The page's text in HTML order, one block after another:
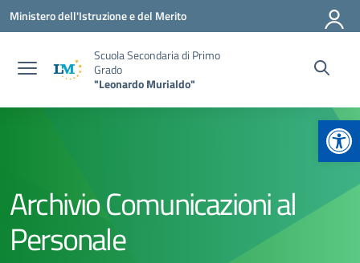
Vai ai contenuti
Vai al menu di navigazione
Vai al footer
Ministero dell'Istruzione e del Merito
Scuola Secondaria di Primo
Grado
"Leonardo Murialdo"
Archivio Comunicazioni al
Personale